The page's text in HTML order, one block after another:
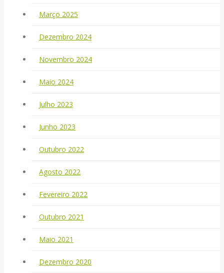
Março 2025
Dezembro 2024
Novembro 2024
Maio 2024
Julho 2023
Junho 2023
Outubro 2022
Agosto 2022
Fevereiro 2022
Outubro 2021
Maio 2021
Dezembro 2020